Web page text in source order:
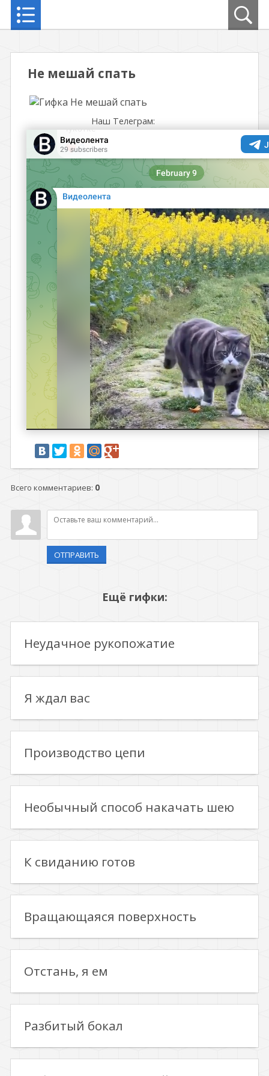
Не мешай спать
Наш Телеграм:
Всего комментариев: 0
ОТПРАВИТЬ
Ещё гифки:
Неудачное рукопожатие
Я ждал вас
Производство цепи
Необычный способ накачать шею
К свиданию готов
Вращающаяся поверхность
Отстань, я ем
Разбитый бокал